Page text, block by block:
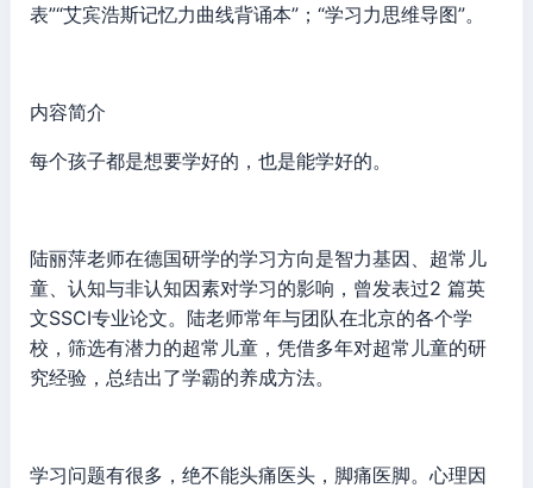
表”“艾宾浩斯记忆力曲线背诵本”；“学习力思维导图”。
内容简介
每个孩子都是想要学好的，也是能学好的。
陆丽萍老师在德国研学的学习方向是智力基因、超常儿
童、认知与非认知因素对学习的影响，曾发表过2 篇英
文SSCI专业论文。陆老师常年与团队在北京的各个学
校，筛选有潜力的超常儿童，凭借多年对超常儿童的研
究经验，总结出了学霸的养成方法。
学习问题有很多，绝不能头痛医头，脚痛医脚。心理因